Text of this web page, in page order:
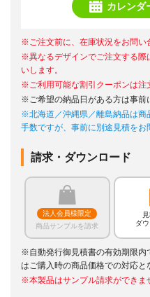
カレンダ
※ご注文前に、在庫状況をお問い
※異なるデザインでご注文する際
いします。
※ご利用可能な割引クーポンは注
※ご希望の納品日がある方は事前
※北海道／沖縄県／離島納品は商
手数ですが、事前に別途見積をお
請求・ダウンロード
法人会員様限定
商品サンプルを請求
ダ
※自動発行御見積書の有効期限内
はご購入時の商品価格での対応と
※本製品はサンプル請求ができま